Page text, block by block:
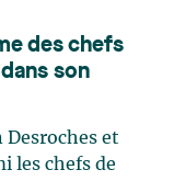
des chefs
son
et
les chefs de